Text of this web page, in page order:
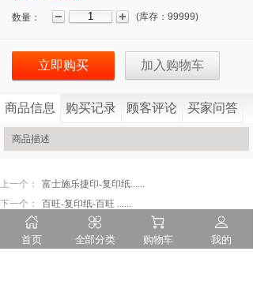
数量： (库存： 99999)
立即购买 加入购物车
商品信息 购买记录 顾客评论 买家问答
商品描述
上一个：
富士施乐捷印-复印纸......
下一个：
百旺-复印纸-百旺 ......
首页 全部分类 购物车 我的